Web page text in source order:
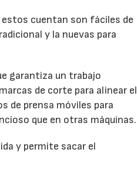
estos cuentan son fáciles de
y la nuevas para
garantiza un trabajo
de corte para alinear el
de prensa móviles para
que en otras máquinas.
y permite sacar el